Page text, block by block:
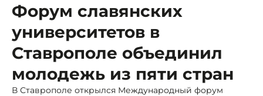
Форум славянских
университетов в
Ставрополе объединил
молодежь из пяти стран
В Ставрополе открылся Международный форум